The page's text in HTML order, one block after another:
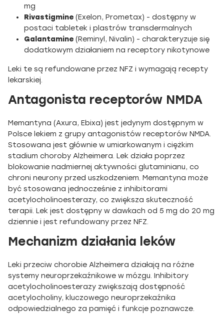
mg
Rivastigmine (Exelon, Prometax) - dostępny w
postaci tabletek i plastrów transdermalnych
Galantamine (Reminyl, Nivalin) - charakteryzuje się
dodatkowym działaniem na receptory nikotynowe
Leki te są refundowane przez NFZ i wymagają recepty
lekarskiej.
Antagonista receptorów NMDA
Memantyna (Axura, Ebixa) jest jedynym dostępnym w
Polsce lekiem z grupy antagonistów receptorów NMDA.
Stosowana jest głównie w umiarkowanym i ciężkim
stadium choroby Alzheimera. Lek działa poprzez
blokowanie nadmiernej aktywności glutaminianu, co
chroni neurony przed uszkodzeniem. Memantyna może
być stosowana jednocześnie z inhibitorami
acetylocholinoesterazy, co zwiększa skuteczność
terapii. Lek jest dostępny w dawkach od 5 mg do 20 mg
dziennie i jest refundowany przez NFZ.
Mechanizm działania leków
Leki przeciw chorobie Alzheimera działają na różne
systemy neuroprzekaźnikowe w mózgu. Inhibitory
acetylocholinoesterazy zwiększają dostępność
acetylocholiny, kluczowego neuroprzekaźnika
odpowiedzialnego za pamięć i funkcje poznawcze.